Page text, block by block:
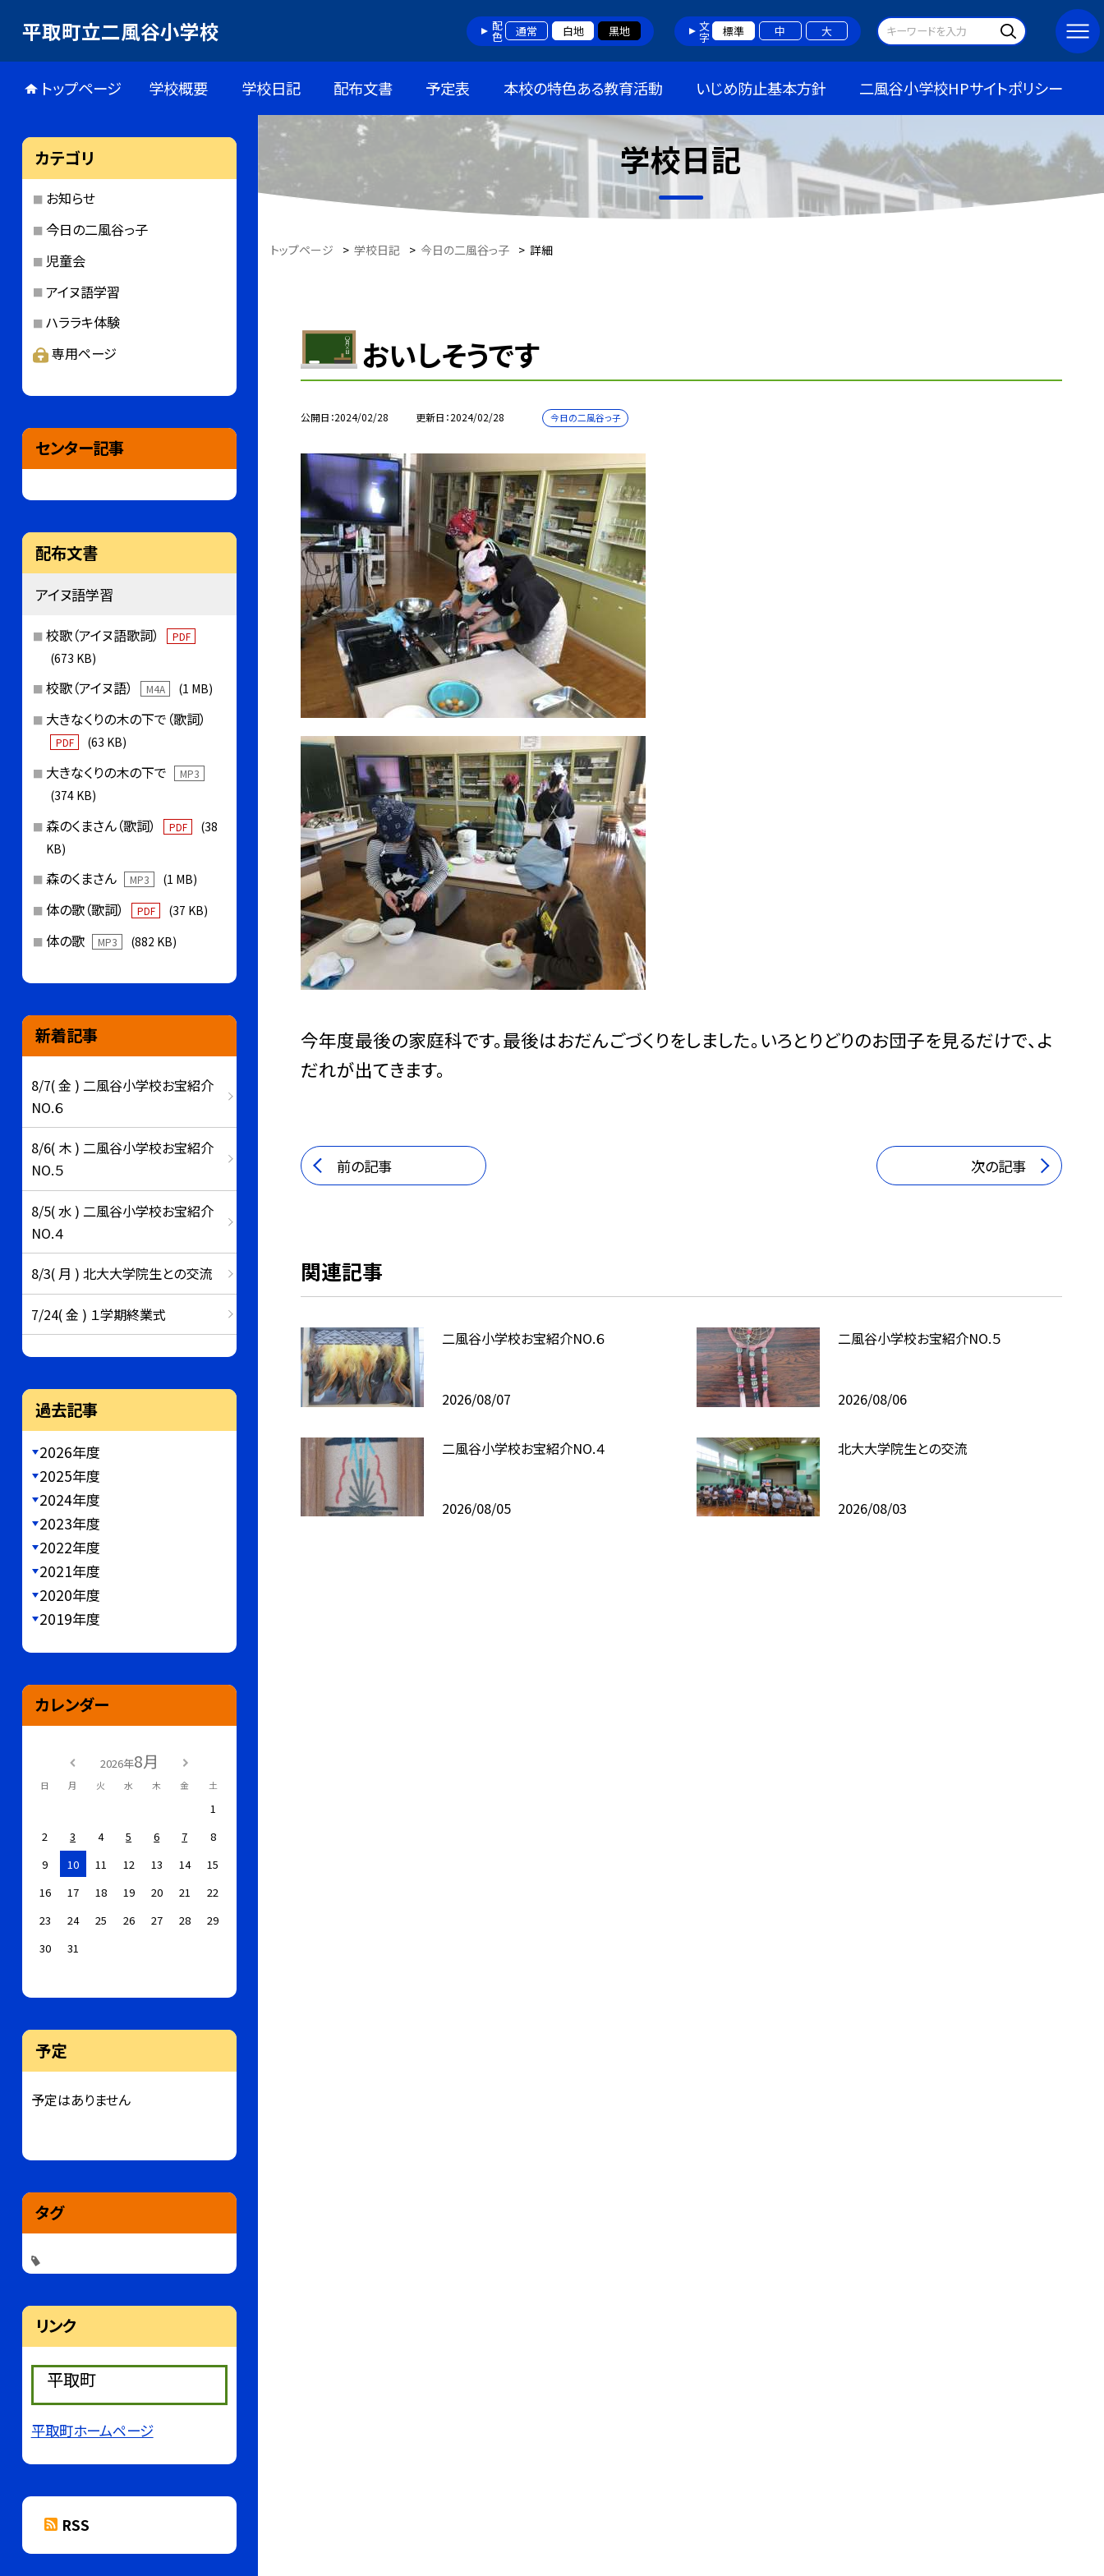
平取町立二風谷小学校 配色 通常 白地 黒地 文字 標準 中 大
トップページ 学校概要 学校日記 配布文書 予定表 本校の特色ある教育活動 いじめ防止基本方針 二風谷小学校HPサイトポリシー
学校日記
トップページ > 学校日記 > 今日の二風谷っ子 > 詳細
おいしそうです
公開日 2024/02/28 更新日 2024/02/28 今日の二風谷っ子
今年度最後の家庭科です。最後はおだんごづくりをしました。いろとりどりのお団子を見るだけで、よ
だれが出てきます。
前の記事 次の記事
関連記事
二風谷小学校お宝紹介NO.６
2026/08/07
二風谷小学校お宝紹介NO.５
2026/08/06
二風谷小学校お宝紹介NO.４
2026/08/05
北大大学院生との交流
2026/08/03
カテゴリ
お知らせ
今日の二風谷っ子
児童会
アイヌ語学習
ハララキ体験
専用ページ
センター記事
配布文書
アイヌ語学習
校歌（アイヌ語歌詞） PDF
(673 KB)
校歌（アイヌ語） M4A (1 MB)
大きなくりの木の下で（歌詞）
PDF (63 KB)
大きなくりの木の下で MP3
(374 KB)
森のくまさん（歌詞） PDF
(38
KB)
森のくまさん MP3 (1 MB)
体の歌（歌詞） PDF (37 KB)
体の歌 MP3 (882 KB)
新着記事
8/7( 金 ) 二風谷小学校お宝紹介
NO.６
8/6( 木 ) 二風谷小学校お宝紹介
NO.５
8/5( 水 ) 二風谷小学校お宝紹介
NO.４
8/3( 月 ) 北大大学院生との交流
7/24( 金 ) １学期終業式
過去記事
2026年度
2025年度
2024年度
2023年度
2022年度
2021年度
2020年度
2019年度
カレンダー
2026年8月
日 月 火 水 木 金 土
1
2
3 4 5 6 7
8
9
10 11 12 13 14
15
16
17 18 19 20 21
22
23
24 25 26 27 28
29
30
31
予定
予定はありません
タグ
リンク
平取町
平取町ホームページ
RSS